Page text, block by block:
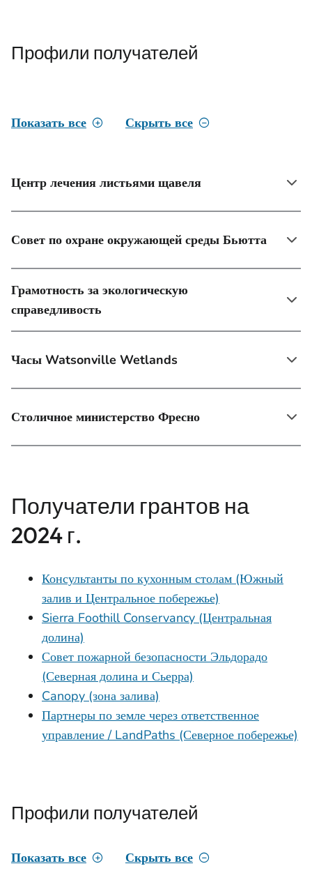
Профили получателей
Показать все Скрыть все
Центр лечения листьями щавеля
Совет по охране окружающей среды Бьютта
Грамотность за экологическую
справедливость
Часы Watsonville Wetlands
Столичное министерство Фресно
Получатели грантов на
2024 г.
Консультанты по кухонным столам (Южный
залив и Центральное побережье)
Sierra Foothill Conservancy (Центральная
долина)
Совет пожарной безопасности Эльдорадо
(Северная долина и Сьерра)
Canopy (зона залива)
Партнеры по земле через ответственное
управление / LandPaths (Северное побережье)
Профили получателей
Показать все Скрыть все